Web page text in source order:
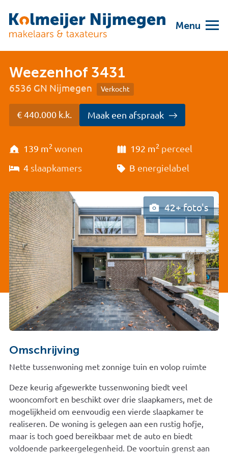
Menu
Weezenhof 3431
6536 GN Nijmegen Verkocht
€ 440.000 k.k. Maak een afspraak
139 m2 wonen 192 m2 perceel
4 slaapkamers B energielabel
42+ foto's
Omschrijving
Nette tussenwoning met zonnige tuin en volop ruimte
Deze keurig afgewerkte tussenwoning biedt veel
wooncomfort en beschikt over drie slaapkamers, met de
mogelijkheid om eenvoudig een vierde slaapkamer te
realiseren. De woning is gelegen aan een rustig hofje,
maar is toch goed bereikbaar met de auto en biedt
voldoende parkeergelegenheid. De voortuin grenst aan